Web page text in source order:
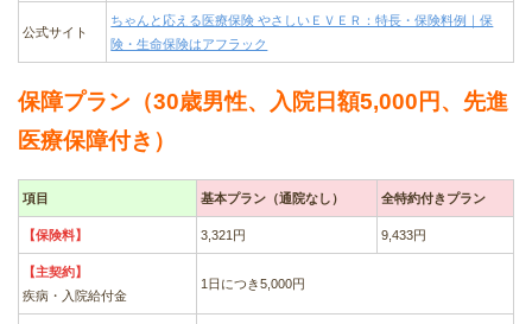
公式サイト
ちゃんと応える医療保険 やさしいＥＶＥＲ：特長・保険料例｜保
険・生命保険はアフラック
保障プラン（30歳男性、入院日額5,000円、先進
医療保障付き）
項目 基本プラン（通院なし） 全特約付きプラン
【保険料】 3,321円 9,433円
【主契約】
疾病・入院給付金
1日につき5,000円